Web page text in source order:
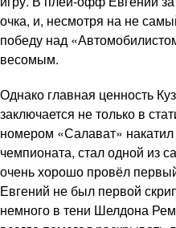
очка, и, несмотря на не
победу над
весомым.
Однако главная ценность
заключается не только в
номером «Салават» накатил
чемпионата, стал одной из
очень хорошо провёл
Евгений не был первой
немного в тени Шелдона